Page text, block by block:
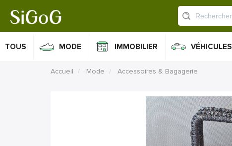
TOUS MODE IMMOBILIER VÉHICULES
Accueil Mode Accessoires & Bagagerie